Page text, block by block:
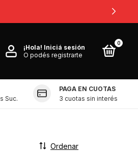
¡Hola! Iniciá sesión
O podés registrarte
0
Suc.
PAGA EN CUOTAS
3 cuotas sin interés
Ordenar